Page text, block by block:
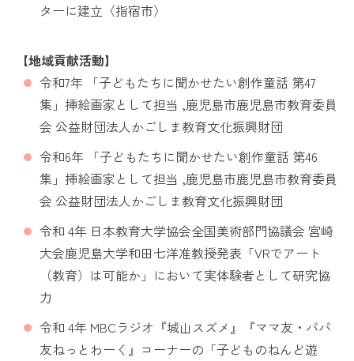
ターに建立〈指宿市〉
【地域貢献活動】
令和7年 「子どもたちに聞かせたい創作童話 第47
集」挿絵画家として担当 ,鹿児島市鹿児島市教育委員
会 公益財団法人かごしま教育文化振興財団
令和6年 「子どもたちに聞かせたい創作童話 第46
集」挿絵画家として担当 ,鹿児島市鹿児島市教育委員
会 公益財団法人かごしま教育文化振興財団
令和 4年 日本教育大学協会全国美術部門協議会 宮崎
大会鹿児島大学和田七洋准教授発表「VRでアート
（教育）は可能か」において実体験者として研究協
力
令和 4年 MBCラジオ『城山スズメ』『ママ友・パパ
友ねっとわーく』コーナーの「子どものねんど遊